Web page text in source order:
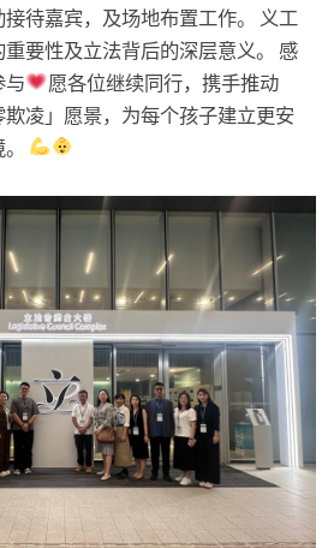
待嘉宾，及场地布置工作。 义工
要性及立法背后的深层意义。 感
与
愿各位继续同行，携手推动
欺凌」愿景，为每个孩子建立更安